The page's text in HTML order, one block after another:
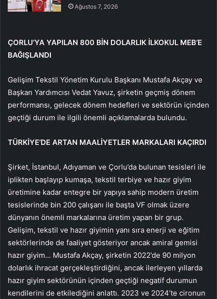
Ağustos 7, 2026
ÇORLU’YA YAPILAN 800 BİN DOLARLIK İLKOKUL MEB’E
BAĞIŞLANDI
Gelişim Tekstil Yönetim Kurulu Başkanı Mustafa Akçay ve
Başkan Yardımcısı Vedat Yavuz, şirketin geçmiş dönem
performansı, gelecek dönem hedefleri ve sektörün içinden
geçtiği durum ile ilgili önemli açıklamalarda bulundu.
TÜRKİYE’DE ARTAN MAALİYETLER MARKALARI KAÇIRDI
Şirket, İstanbul, Adıyaman ve Çorlu’da bulunan tesisleri ile
iplikten başlayıp kumaşa, tekstil terbiye ve hazır giyim
üretimine kadar entegre bir yapıya sahip modern üretim
tesislerinde bin 200 çalışanı ile başta VF olmak üzere
dünyanın önemli markalarına üretim yapan bir grup.
Gelişim, tekstil ve hazır giyimin yanı sıra enerji ve eğitim
sektörlerinde de faaliyet gösteriyor ancak amiral gemisi
hazır giyim… Mustafa Akçay, şirketin 2022’de 90 milyon
dolarlık ihracat gerçekleştirdiğini, ancak ilerleyen yıllarda
hazır giyim sektörünün içinden geçtiği negatif durumun
kendilerini de etkilediğini anlattı. 2023 ve 2024’te cironun